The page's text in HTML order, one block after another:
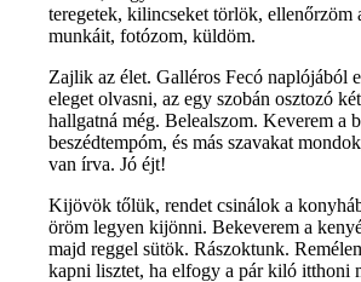
teregetek, kilincseket törlök, ellenőrzöm
munkáit, fotózom, küldöm.
Zajlik az élet. Galléros Fecó naplójából
eleget olvasni, az egy szobán osztozó
hallgatná még. Belealszom. Keverem a
beszédtempóm, és más szavakat
van írva. Jó éjt!
Kijövök tőlük, rendet csinálok a
öröm legyen kijönni. Bekeverem a
majd reggel sütök. Rászoktunk.
kapni lisztet, ha elfogy a pár kiló itthoni